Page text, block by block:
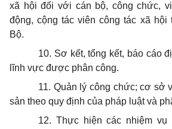
xã hội đối với cán bộ, công chức,
động, cộng tác viên công tác xã hội
Bộ.
10. Sơ kết, tổng kết, báo cáo
lĩnh vực được phân công.
11. Quản lý công chức; cơ sở
sản theo quy định của pháp luật và
12. Thực hiện các nhiệm